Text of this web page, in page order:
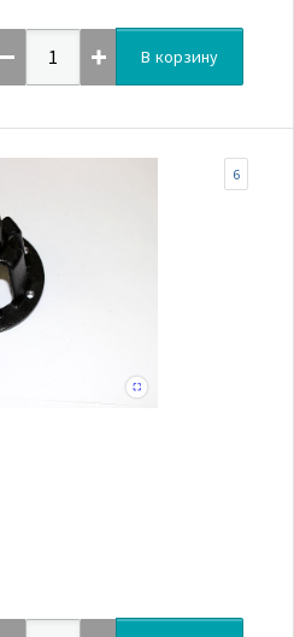
В корзину
6